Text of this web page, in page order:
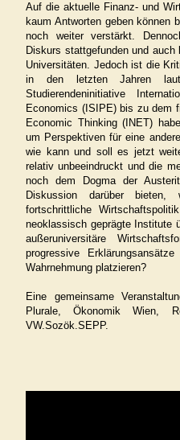
Auf die aktuelle Finanz- und
kaum Antworten geben können
noch weiter verstärkt.
Diskurs stattgefunden und
Universitäten. Jedoch ist die
in den letzten Jahren
Studierendeninitiative
Economics (ISIPE) bis zu dem
Economic Thinking (INET)
um Perspektiven für eine
wie kann und soll es jetzt
relativ unbeeindruckt und die
noch dem Dogma der
Diskussion darüber
fortschrittliche
neoklassisch geprägte Institute
außeruniversitäre
progressive
Wahrnehmung platzieren?
Eine gemeinsame
Plurale, Ökonomik Wien,
VW.Sozök.SEPP.